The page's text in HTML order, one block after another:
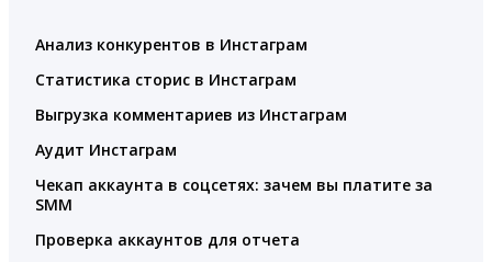
Анализ конкурентов в Инстаграм
Статистика сторис в Инстаграм
Выгрузка комментариев из Инстаграм
Аудит Инстаграм
Чекап аккаунта в соцсетях: зачем вы платите за
SMM
Проверка аккаунтов для отчета